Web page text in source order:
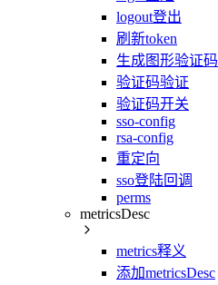
logout登出
刷新token
生成图形验证码
验证码验证
验证码开关
sso-config
rsa-config
重定向
sso登陆回调
perms
metricsDesc
metrics释义
添加metricsDesc